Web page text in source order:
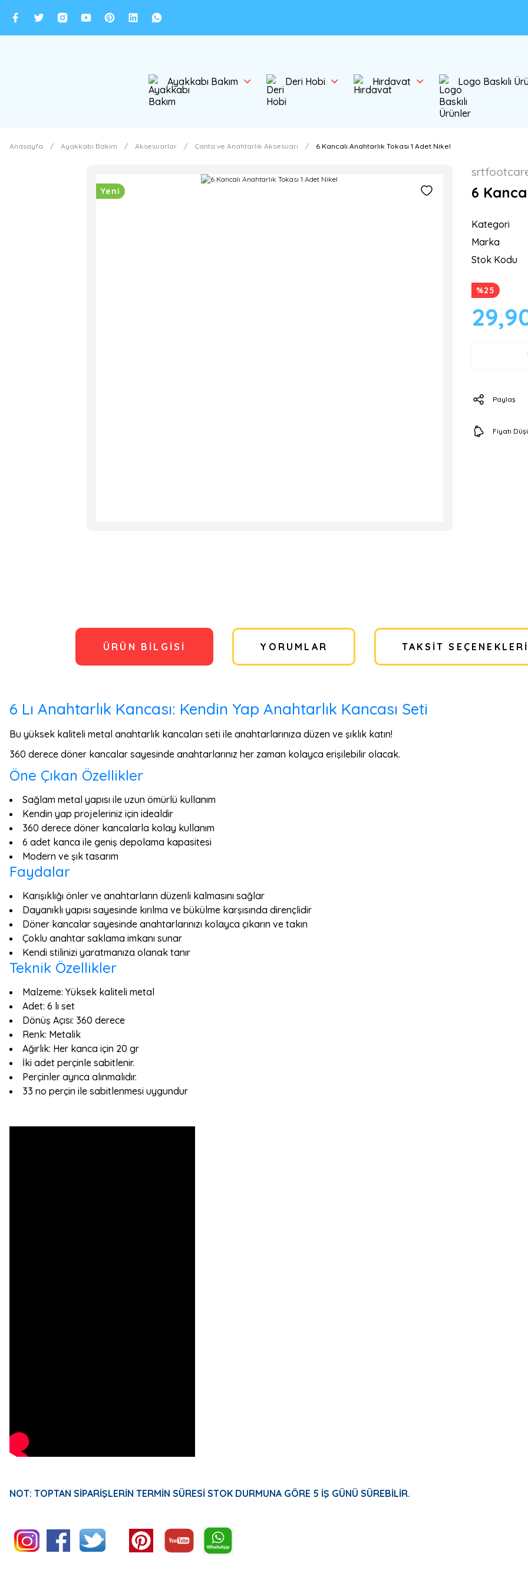
Ayakkabı Bakım Deri Hobi Hırdavat Logo Baskılı
Anasayfa Ayakkabı Bakım Aksesuarlar Çanta ve Anahtarlık Aksesuarı 6 Kancalı Anahtarlık Tokası 1 Adet Nikel
Yeni 6
Kategori
Marka
Stok Kodu
%25
Paylaş
Fiyatı
ÜRÜN BILGISI YORUMLAR TAKSIT SEÇENEKLERI
6 Lı Anahtarlık Kancası: Kendin Yap Anahtarlık Kancası Seti
Bu yüksek kaliteli metal anahtarlık kancaları seti ile anahtarlarınıza düzen ve şıklık katın!
360 derece döner kancalar sayesinde anahtarlarınız her zaman kolayca erişilebilir olacak.
Öne Çıkan Özellikler
Sağlam metal yapısı ile uzun ömürlü kullanım
Kendin yap projeleriniz için idealdir
360 derece döner kancalarla kolay kullanım
6 adet kanca ile geniş depolama kapasitesi
Modern ve şık tasarım
Faydalar
Karışıklığı önler ve anahtarların düzenli kalmasını sağlar
Dayanıklı yapısı sayesinde kırılma ve bükülme karşısında dirençlidir
Döner kancalar sayesinde anahtarlarınızı kolayca çıkarın ve takın
Çoklu anahtar saklama imkanı sunar
Kendi stilinizi yaratmanıza olanak tanır
Teknik Özellikler
Malzeme: Yüksek kaliteli metal
Adet: 6 lı set
Dönüş Açısı: 360 derece
Renk: Metalik
Ağırlık: Her kanca için 20 gr
İki adet perçinle sabitlenir.
Perçinler ayrıca alınmalıdır.
33 no perçin ile sabitlenmesi uygundur
NOT: TOPTAN SİPARİŞLERİN TERMİN SÜRESİ STOK DURMUNA GÖRE 5 İŞ GÜNÜ SÜREBİLİR.